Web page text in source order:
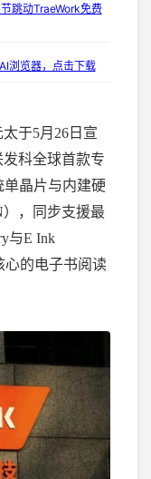
跳动TraeWork免费
浏览器，点击下载
于5月 26日宣
科全球首款专
晶片与内建硬
），同步支援最
与E Ink
心的电子书阅读